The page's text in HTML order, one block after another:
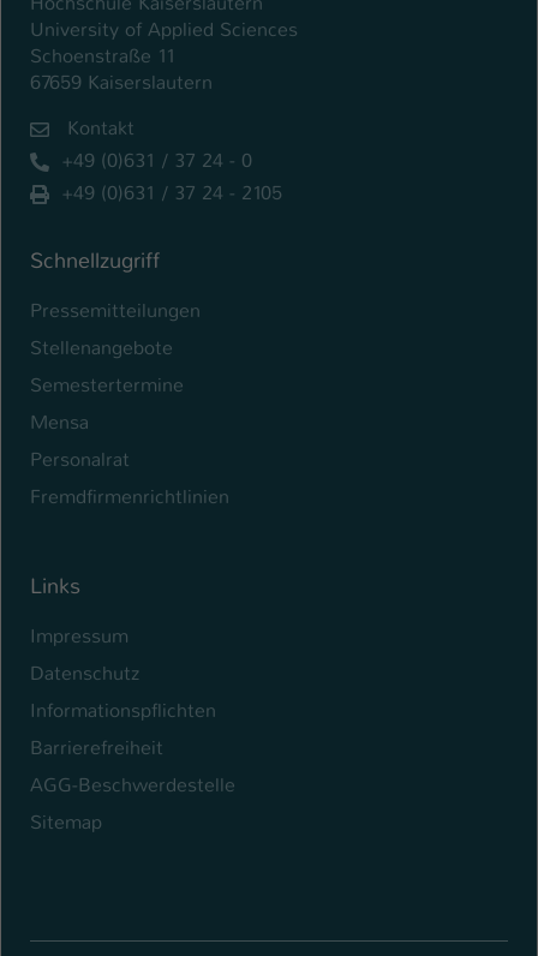
University of Applied Sciences
Schoenstraße 11
67659 Kaiserslautern
Kontakt
+49 (0)631 / 37 24 - 0
+49 (0)631 / 37 24 - 2105
Schnellzugriff
Pressemitteilungen
Stellenangebote
Semestertermine
Mensa
Personalrat
Fremdfirmenrichtlinien
Links
Impressum
Datenschutz
Informationspflichten
Barrierefreiheit
AGG-Beschwerdestelle
Sitemap